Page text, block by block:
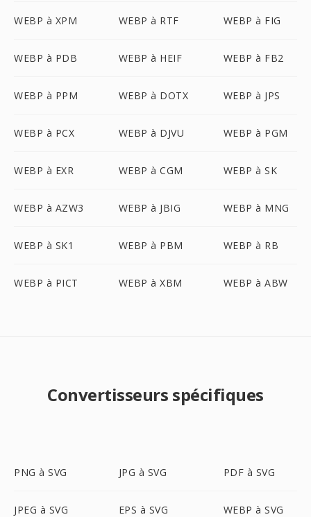
WEBP à XPM WEBP à RTF WEBP à FIG
WEBP à PDB WEBP à HEIF WEBP à FB2
WEBP à PPM WEBP à DOTX WEBP à JPS
WEBP à PCX WEBP à DJVU WEBP à PGM
WEBP à EXR WEBP à CGM WEBP à SK
WEBP à AZW3 WEBP à JBIG WEBP à MNG
WEBP à SK1 WEBP à PBM WEBP à RB
WEBP à PICT WEBP à XBM WEBP à ABW
Convertisseurs spécifiques
PNG à SVG JPG à SVG PDF à SVG
JPEG à SVG EPS à SVG WEBP à SVG